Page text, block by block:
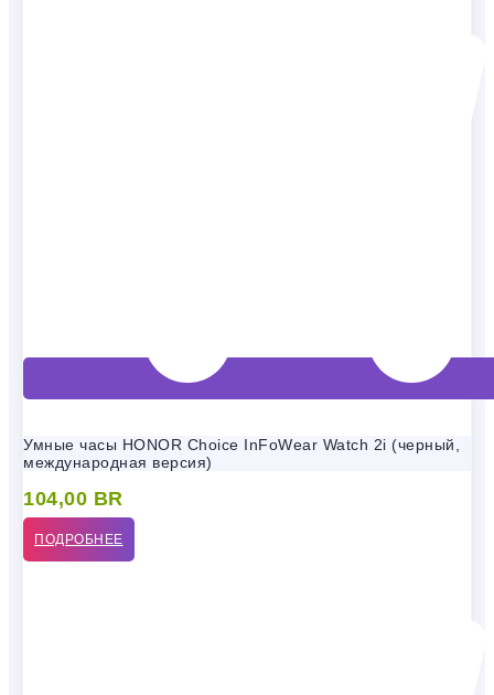
Умные часы HONOR Choice InFoWear Watch 2i (черный,
международная версия)
104,00 BR
ПОДРОБНЕЕ